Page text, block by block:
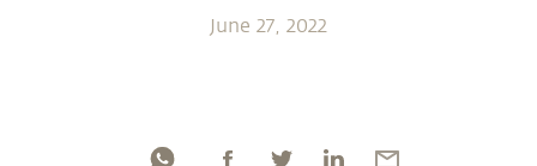
June 27, 2022